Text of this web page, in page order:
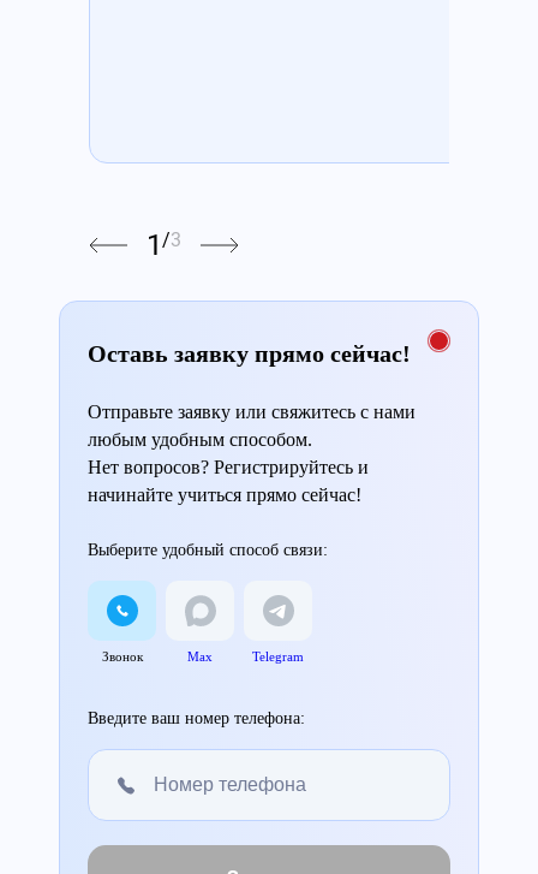
1 /3
Оставь заявку прямо сейчас!
Отправьте заявку или свяжитесь с нами
любым удобным способом.
Нет вопросов? Регистрируйтесь и
начинайте учиться прямо сейчас!
Выберите удобный способ связи:
Звонок Max Telegram
Введите ваш номер телефона: